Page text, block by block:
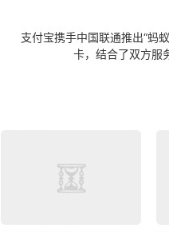
支付宝携手中国联通推出“蚂
卡，结合了双方服